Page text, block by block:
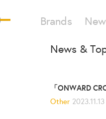
Brands
News &
「ONWARD
Other 2023.11.13